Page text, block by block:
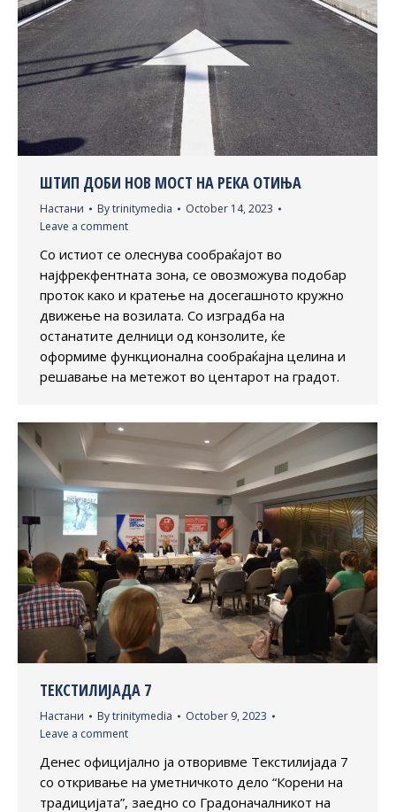
ШТИП ДОБИ НОВ МОСТ НА РЕКА ОТИЊА
Настани Bytrinitymedia
October 14, 2023
Leave a comment
Со истиот се олеснува сообраќајот во
најфрекфентната зона, се овозможува подобар
проток како и кратење на досегашното кружно
движење на возилата. Со изградба на
останатите делници од конзолите, ќе
оформиме функционална сообраќајна целина и
решавање на метежот во центарот на градот.
ТЕКСТИЛИЈАДА 7
Настани Bytrinitymedia
October 9, 2023
Leave a comment
Денес официјално ја отворивме Текстилијада 7
со откривање на уметничкото дело “Корени на
традицијата”, заедно со Градоначалникот на